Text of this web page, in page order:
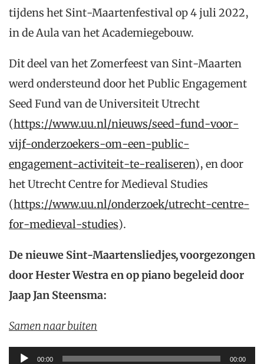
tijdens het Sint-Maartenfestival op 4 juli 2022,
in de Aula van het Academiegebouw.
Dit deel van het Zomerfeest van Sint-Maarten
werd ondersteund door het Public Engagement
Seed Fund van de Universiteit Utrecht
(https://www.uu.nl/nieuws/seed-fund-voor-
vijf-onderzoekers-om-een-public-
engagement-activiteit-te-realiseren), en door
het Utrecht Centre for Medieval Studies
(https://www.uu.nl/onderzoek/utrecht-centre-
for-medieval-studies).
De nieuwe Sint-Maartensliedjes,voorgezongen
door Hester Westra en op piano begeleid door
Jaap Jan Steensma:
Samen naar buiten
Audiospeler
00:00 00:00